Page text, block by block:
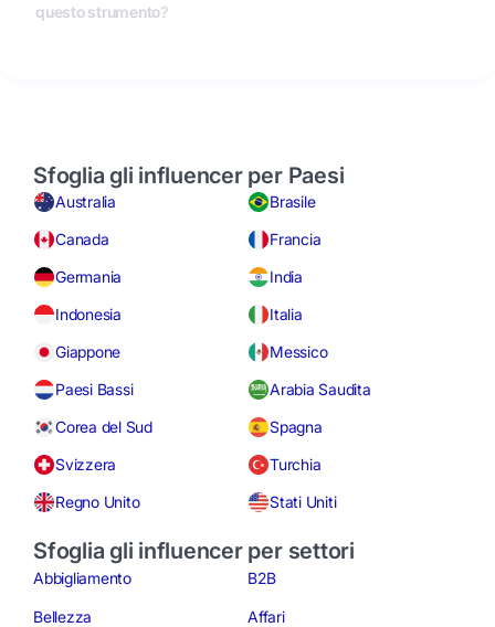
questo strumento?
Sfoglia gli influencer per Paesi
Australia
Brasile
Canada
Francia
Germania
India
Indonesia
Italia
Giappone
Messico
Paesi Bassi
Arabia Saudita
Corea del Sud
Spagna
Svizzera
Turchia
Regno Unito
Stati Uniti
Sfoglia gli influencer per settori
Abbigliamento B2B
Bellezza Affari